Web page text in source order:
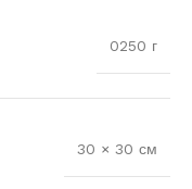
0250 г
30 × 30 см